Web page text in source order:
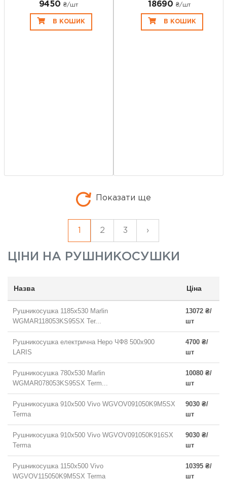
9450 ₴/шт
В КОШИК
18690 ₴/шт
В КОШИК
Показати ще
2 3 ›
ЦІНИ НА РУШНИКОСУШКИ
Назва Ціна
Рушникосушка 1185x530 Marlin
WGMAR118053KS95SX Ter...
13072 ₴/
шт
Рушникосушка електрична Неро ЧФ8 500x900
LARIS
4700 ₴/
шт
Рушникосушка 780х530 Marlin
WGMAR078053KS95SX Term...
10080 ₴/
шт
Рушникосушка 910х500 Vivo WGVOV091050K9M5SX
Terma
9030 ₴/
шт
Рушникосушка 910х500 Vivo WGVOV091050K916SX
Terma
9030 ₴/
шт
Рушникосушка 1150х500 Vivo
WGVOV115050K9M5SX Terma
10395 ₴/
шт